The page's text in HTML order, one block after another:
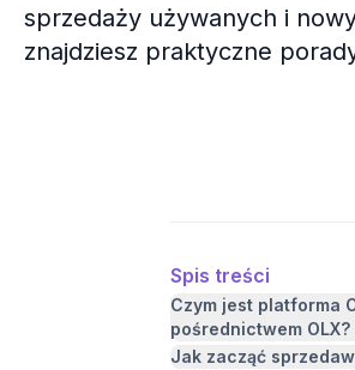
sprzedaży używanych i
znajdziesz praktyczne
Spis treści
Czym jest platforma
pośrednictwem OLX?
Jak zacząć